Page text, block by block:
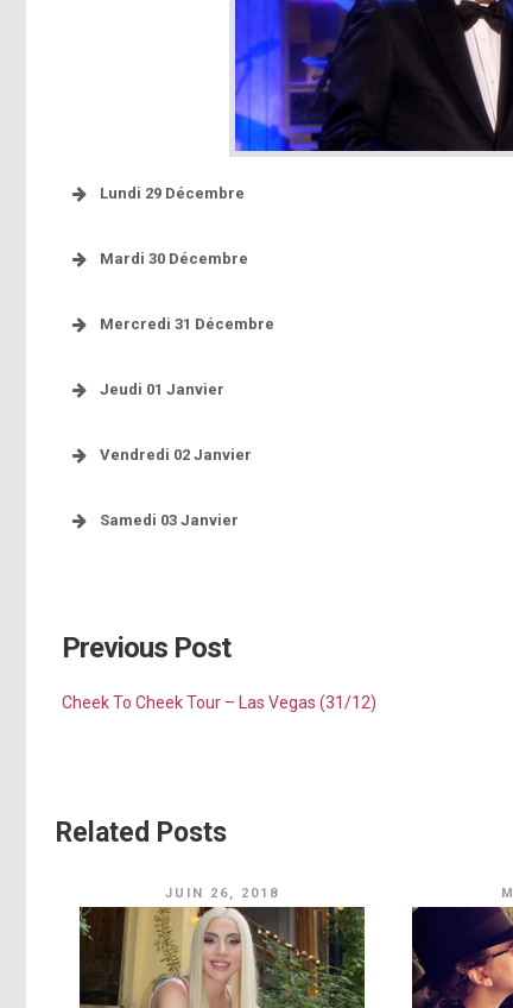
Lundi 29 Décembre
Mardi 30 Décembre
Mercredi 31 Décembre
Jeudi 01 Janvier
Vendredi 02 Janvier
http://instagram.com/p/xXN1xtpFP6/
http://instagram.com/p/xXN1xtpFP6/
Samedi 03 Janvier
Previous Post
Cheek To Cheek Tour – Las Vegas (31/12)
Related Posts
JUIN 26, 2018